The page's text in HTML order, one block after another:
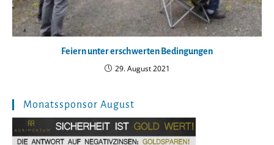
Feiern unter erschwerten Bedingungen
29. August 2021
Monatssponsor August